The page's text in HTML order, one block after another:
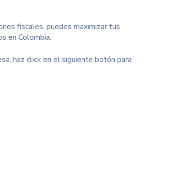
fiscales, puedes maximizar tus
en Colombia.
haz click en el siguiente botón para